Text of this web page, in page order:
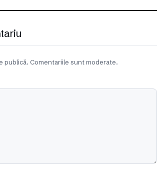
publică. Comentariile sunt moderate.